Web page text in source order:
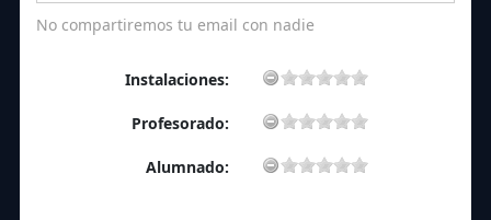
No compartiremos tu email con nadie
Instalaciones:
Profesorado:
Alumnado: